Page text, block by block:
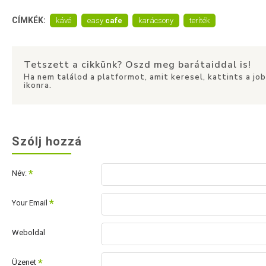
CÍMKÉK: kávé easy cafe karácsony teríték
Tetszett a cikkünk? Oszd meg barátaiddal is!
Ha nem találod a platformot, amit keresel, kattints a
ikonra.
Szólj hozzá
Név:
Your Email
Weboldal
Üzenet